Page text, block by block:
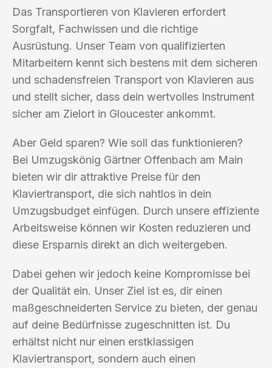
Das Transportieren von Klavieren erfordert
Sorgfalt, Fachwissen und die richtige
Ausrüstung. Unser Team von qualifizierten
Mitarbeitern kennt sich bestens mit dem sicheren
und schadensfreien Transport von Klavieren aus
und stellt sicher, dass dein wertvolles Instrument
sicher am Zielort in Gloucester ankommt.
Aber Geld sparen? Wie soll das funktionieren?
Bei Umzugskönig Gärtner Offenbach am Main
bieten wir dir attraktive Preise für den
Klaviertransport, die sich nahtlos in dein
Umzugsbudget einfügen. Durch unsere effiziente
Arbeitsweise können wir Kosten reduzieren und
diese Ersparnis direkt an dich weitergeben.
Dabei gehen wir jedoch keine Kompromisse bei
der Qualität ein. Unser Ziel ist es, dir einen
maßgeschneiderten Service zu bieten, der genau
auf deine Bedürfnisse zugeschnitten ist. Du
erhältst nicht nur einen erstklassigen
Klaviertransport, sondern auch einen